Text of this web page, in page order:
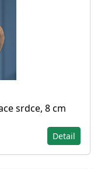
srdce, 8 cm
Detail